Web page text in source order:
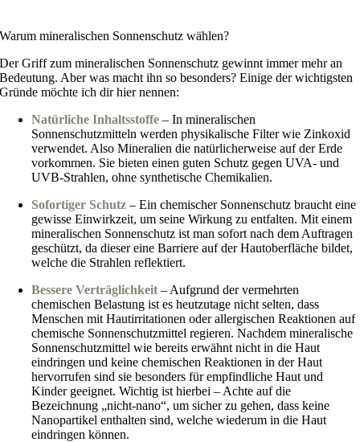
Warum mineralischen Sonnenschutz wählen?
Der Griff zum mineralischen Sonnenschutz gewinnt immer mehr an
Bedeutung. Aber was macht ihn so besonders? Einige der wichtigsten
Gründe möchte ich dir hier nennen:
Natürliche Inhaltsstoffe – In mineralischen
Sonnenschutzmitteln werden physikalische Filter wie Zinkoxid
verwendet. Also Mineralien die natürlicherweise auf der Erde
vorkommen. Sie bieten einen guten Schutz gegen UVA- und
UVB-Strahlen, ohne synthetische Chemikalien.
Sofortiger Schutz – Ein chemischer Sonnenschutz braucht eine
gewisse Einwirkzeit, um seine Wirkung zu entfalten. Mit einem
mineralischen Sonnenschutz ist man sofort nach dem Auftragen
geschützt, da dieser eine Barriere auf der Hautoberfläche bildet,
welche die Strahlen reflektiert.
Bessere Verträglichkeit – Aufgrund der vermehrten
chemischen Belastung ist es heutzutage nicht selten, dass
Menschen mit Hautirritationen oder allergischen Reaktionen auf
chemische Sonnenschutzmittel regieren. Nachdem mineralische
Sonnenschutzmittel wie bereits erwähnt nicht in die Haut
eindringen und keine chemischen Reaktionen in der Haut
hervorrufen sind sie besonders für empfindliche Haut und
Kinder geeignet. Wichtig ist hierbei – Achte auf die
Bezeichnung „nicht-nano“, um sicher zu gehen, dass keine
Nanopartikel enthalten sind, welche wiederum in die Haut
eindringen können.